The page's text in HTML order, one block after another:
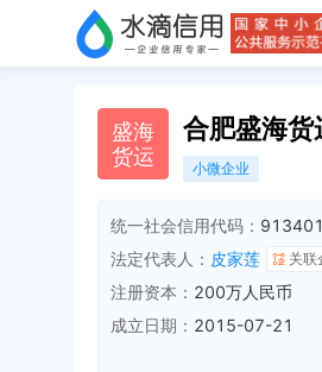
盛海
货运
合肥盛海货
小微企业
统一社会信用代码：
法定代表人： 皮家莲 关联
注册资本： 200万人民币
成立日期： 2015-07-21